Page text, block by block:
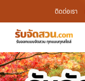
ติดต่อเรา